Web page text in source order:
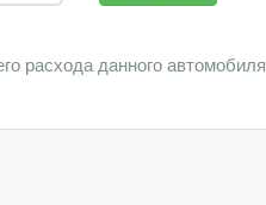
расхода данного автомобиля